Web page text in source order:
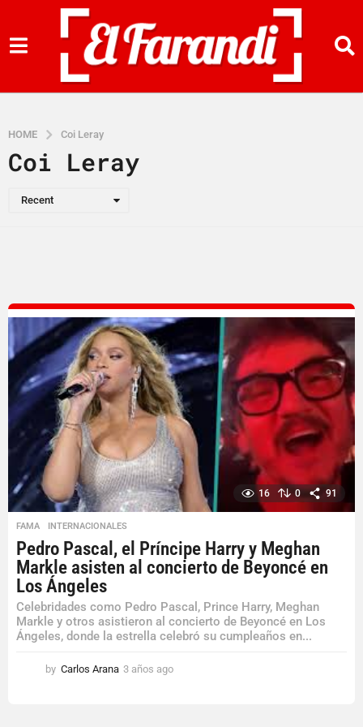
HOME Coi Leray
Coi Leray
Recent
16 0 91
FAMA ,INTERNACIONALES
Pedro Pascal, el Príncipe Harry y Meghan
Markle asisten al concierto de Beyoncé en
Los Ángeles
Celebridades como Pedro Pascal, Prince Harry, Meghan
Markle y otros asistieron al concierto de Beyoncé en Los
Ángeles, donde la estrella celebró su cumpleaños en...
by Carlos Arana 3 años ago